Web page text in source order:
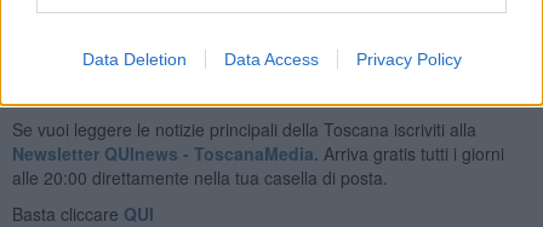
Data Deletion Data Access Privacy Policy
Se vuoi leggere le notizie principali della Toscana iscriviti alla
Newsletter QUInews - ToscanaMedia. Arriva gratis tutti i giorni
alle 20:00 direttamente nella tua casella di posta.
Basta cliccare QUI